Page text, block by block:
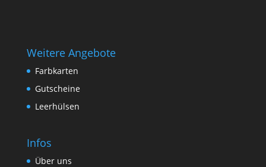
Weitere Angebote
Farbkarten
Gutscheine
Leerhülsen
Infos
Über uns